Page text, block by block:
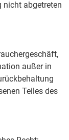
abgetreten
außer in
Teiles des